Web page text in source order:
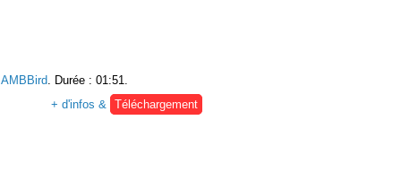
AMBBird . Durée : 01:51.
+ d'infos &
Téléchargement